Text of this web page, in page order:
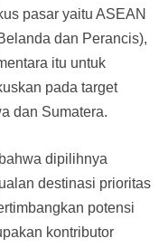
pasar yaitu ASEAN
dan Perancis),
itu untuk
pada target
dan Sumatera.
dipilihnya
destinasi prioritas
potensi
kontributor